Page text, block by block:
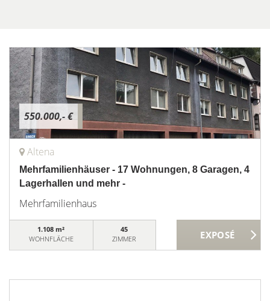
550.000,- €
Altena
Mehrfamilienhäuser - 17 Wohnungen, 8 Garagen, 4
Lagerhallen und mehr -
Mehrfamilienhaus
1.108 m²
WOHNFLÄCHE
45
ZIMMER